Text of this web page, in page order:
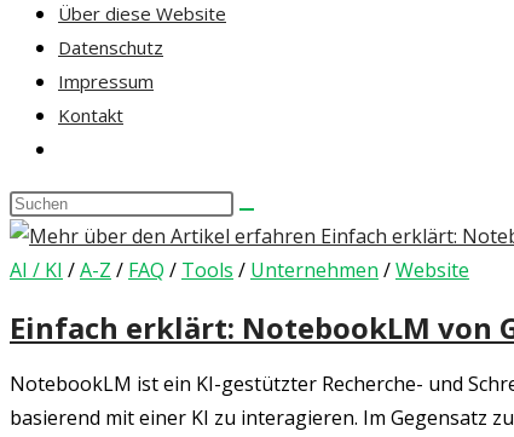
Über diese Website
Datenschutz
Impressum
Kontakt
umschalten
Diese
Website
durchsuchen
AI / KI /A-Z / FAQ / Tools / Unternehmen /Website
Einfach erklärt: NotebookLM von
NotebookLM ist ein KI-gestützter Recherche- und
basierend mit einer KI zu interagieren. Im Gegensatz